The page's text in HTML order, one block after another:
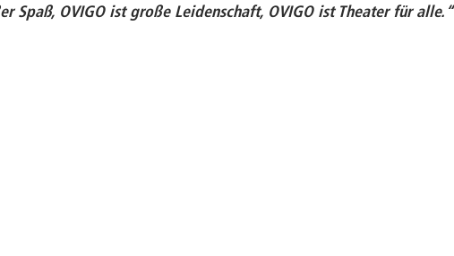
Spaß, OVIGO ist große Leidenschaft, OVIGO ist Theater für alle.“